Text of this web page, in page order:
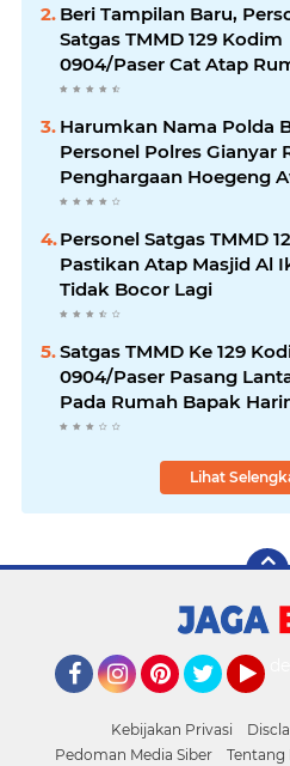
Beri Tampilan Baru,
Satgas TMMD 129 Kodim
0904/Paser Cat Atap
Marbot
Harumkan Nama Polda
Personel Polres Gianyar
Penghargaan Hoegeng
2026
Personel Satgas TMMD
Pastikan Atap Masjid Al
Tidak Bocor Lagi
Satgas TMMD Ke 129
0904/Paser Pasang
Pada Rumah Bapak
Lihat
Kebijakan Privasi
Pedoman Media Siber
Tentang